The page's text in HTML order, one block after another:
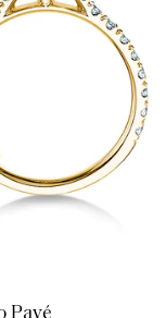
Pavé